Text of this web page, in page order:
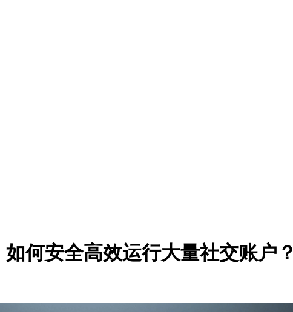
何安全高效运行大量社交账户？